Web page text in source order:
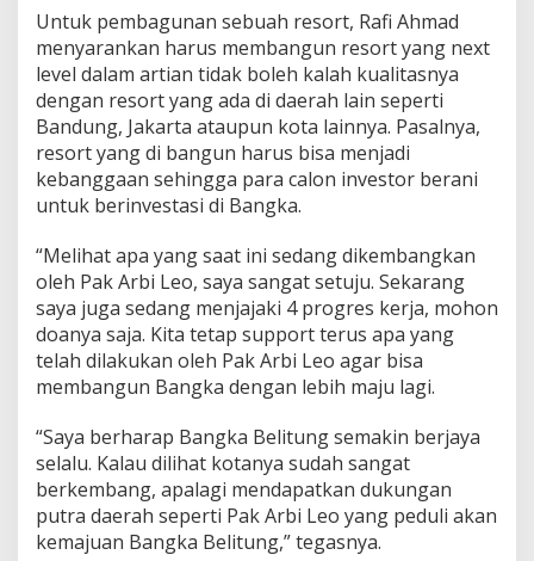
Untuk pembagunan sebuah resort, Rafi Ahmad
menyarankan harus membangun resort yang next
level dalam artian tidak boleh kalah kualitasnya
dengan resort yang ada di daerah lain seperti
Bandung, Jakarta ataupun kota lainnya. Pasalnya,
resort yang di bangun harus bisa menjadi
kebanggaan sehingga para calon investor berani
untuk berinvestasi di Bangka.
“Melihat apa yang saat ini sedang dikembangkan
oleh Pak Arbi Leo, saya sangat setuju. Sekarang
saya juga sedang menjajaki 4 progres kerja, mohon
doanya saja. Kita tetap support terus apa yang
telah dilakukan oleh Pak Arbi Leo agar bisa
membangun Bangka dengan lebih maju lagi.
“Saya berharap Bangka Belitung semakin berjaya
selalu. Kalau dilihat kotanya sudah sangat
berkembang, apalagi mendapatkan dukungan
putra daerah seperti Pak Arbi Leo yang peduli akan
kemajuan Bangka Belitung,” tegasnya.